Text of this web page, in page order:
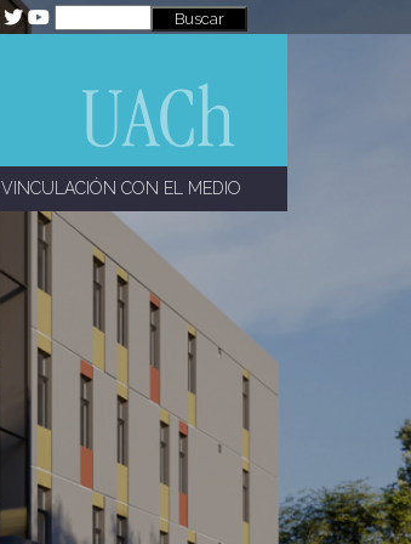
VINCULACIÓN CON EL MEDIO